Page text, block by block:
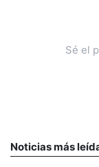
Sé el
Noticias más